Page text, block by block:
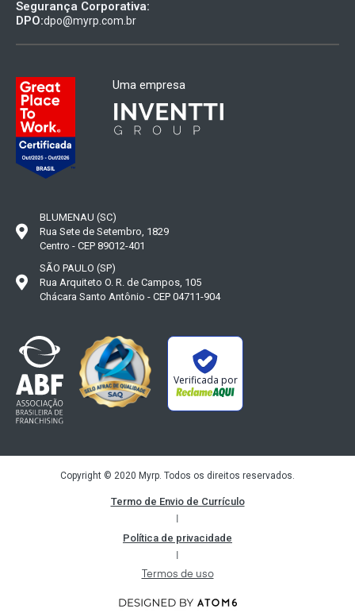
Segurança Corporativa:
DPO:dpo@myrp.com.br
Uma empresa
BLUMENAU (SC)
Rua Sete de Setembro, 1829
Centro - CEP 89012-401
SÃO PAULO (SP)
Rua Arquiteto O. R. de Campos, 105
Chácara Santo Antônio - CEP 04711-904
Verificada por
Copyright © 2020 Myrp. Todos os direitos reservados.
Termo de Envio de Currículo
Política de privacidade
Termos de uso